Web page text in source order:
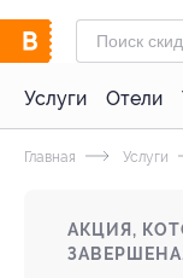
Услуги Отели
Главная Услуги
АКЦИЯ,